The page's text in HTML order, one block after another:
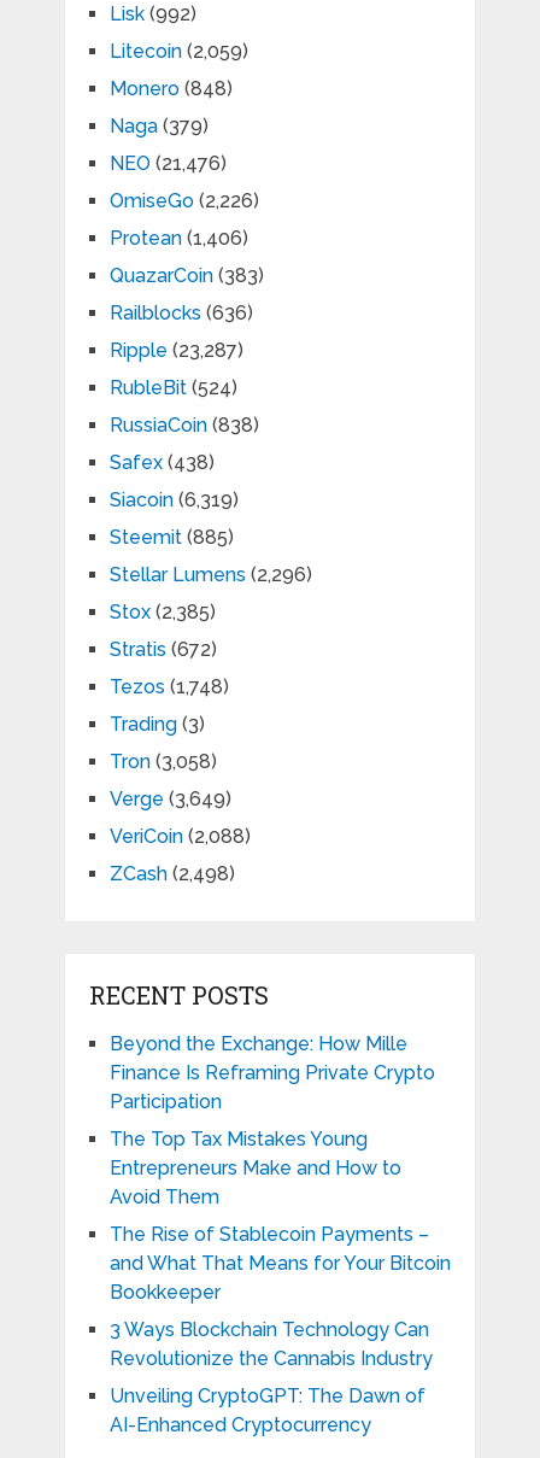
Lisk(992)
Litecoin(2,059)
Monero(848)
Naga(379)
NEO (21,476)
OmiseGo(2,226)
Protean(1,406)
QuazarCoin(383)
Railblocks (636)
Ripple (23,287)
RubleBit(524)
RussiaCoin(838)
Safex(438)
Siacoin(6,319)
Steemit(885)
Stellar Lumens (2,296)
Stox(2,385)
Stratis (672)
Tezos (1,748)
Trading(3)
Tron(3,058)
Verge (3,649)
VeriCoin(2,088)
ZCash(2,498)
RECENT POSTS
Beyond the Exchange: How Mille
Finance Is Reframing Private Crypto
Participation
The Top Tax Mistakes Young
Entrepreneurs Make and How to
Avoid Them
The Rise of Stablecoin Payments –
and What That Means for Your Bitcoin
Bookkeeper
3 Ways Blockchain Technology Can
Revolutionize the Cannabis Industry
Unveiling CryptoGPT: The Dawn of
AI-Enhanced Cryptocurrency